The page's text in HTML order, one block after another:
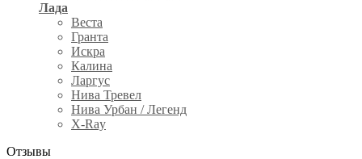
Лада
Веста
Гранта
Искра
Калина
Ларгус
Нива Тревел
Нива Урбан / Легенд
X-Ray
Отзывы